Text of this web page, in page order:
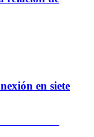
en siete